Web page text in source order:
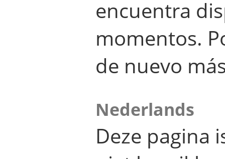
encuentra
momentos.
de nuevo
Nederlands
Deze pagina